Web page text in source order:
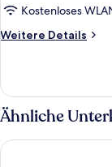
Kostenloses
Weitere Details
Weitere
Bergblick
Ähnliche
Hotel Porto Mar